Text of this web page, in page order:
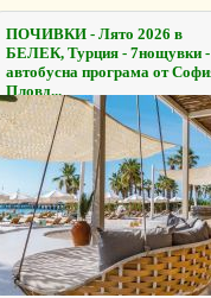
ПОЧИВКИ - Лято 2026 в
БЕЛЕК, Турция - 7нощувки -
автобусна програма от
Пловд...